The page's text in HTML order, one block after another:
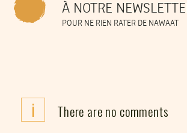
À NOTRE
POUR NE RIEN RATER DE NAWAAT
i There are no comments